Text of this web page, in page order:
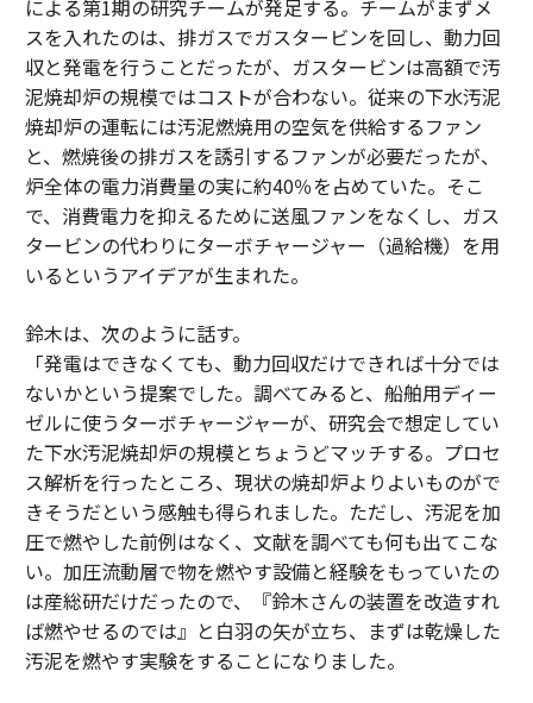
による第1期の研究チームが発足する。チームがまずメ
スを入れたのは、排ガスでガスタービンを回し、動力回
収と発電を行うことだったが、ガスタービンは高額で汚
泥焼却炉の規模ではコストが合わない。従来の下水汚泥
焼却炉の運転には汚泥燃焼用の空気を供給するファン
と、燃焼後の排ガスを誘引するファンが必要だったが、
炉全体の電力消費量の実に約40％を占めていた。そこ
で、消費電力を抑えるために送風ファンをなくし、ガス
タービンの代わりにターボチャージャー（過給機）を用
いるというアイデアが生まれた。
鈴木は、次のように話す。
「発電はできなくても、動力回収だけできれば十分では
ないかという提案でした。調べてみると、船舶用ディー
ゼルに使うターボチャージャーが、研究会で想定してい
た下水汚泥焼却炉の規模とちょうどマッチする。プロセ
ス解析を行ったところ、現状の焼却炉よりよいものがで
きそうだという感触も得られました。ただし、汚泥を加
圧で燃やした前例はなく、文献を調べても何も出てこな
い。加圧流動層で物を燃やす設備と経験をもっていたの
は産総研だけだったので、『鈴木さんの装置を改造すれ
ば燃やせるのでは』と白羽の矢が立ち、まずは乾燥した
汚泥を燃やす実験をすることになりました。